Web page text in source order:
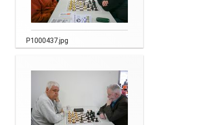
P1000437.jpg